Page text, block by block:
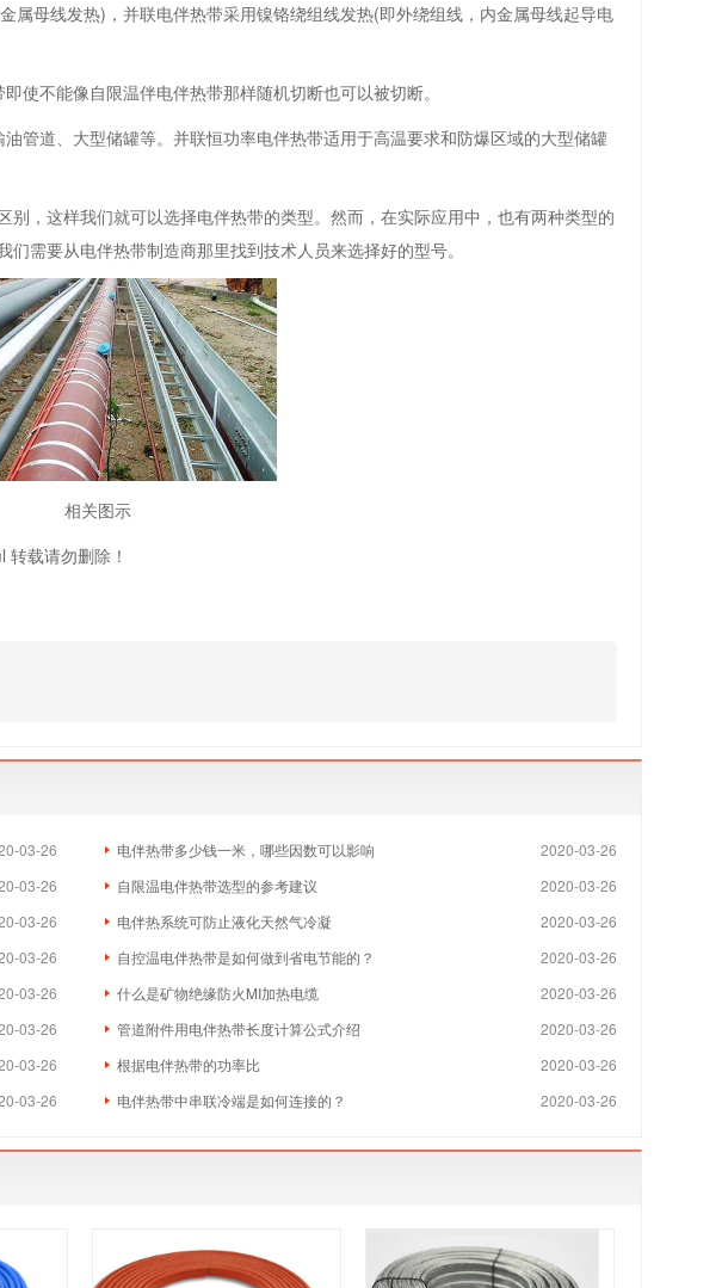
属母线发热)，并联电伴热带采用镍铬绕组线发热(即外绕组线，内金属母线起导电
使不能像自限温伴电伴热带那样随机切断也可以被切断。
管道、大型储罐等。并联恒功率电伴热带适用于高温要求和防爆区域的大型储罐
，这样我们就可以选择电伴热带的类型。然而，在实际应用中，也有两种类型的
需要从电伴热带制造商那里找到技术人员来选择好的型号。
相关图示
载请勿删除！
03-26 2020-03-26
电伴热带多少钱一米，哪些因数可以影响
03-26
2020-03-26
自限温电伴热带选型的参考建议
03-26
2020-03-26
电伴热系统可防止液化天然气冷凝
03-26
2020-03-26
自控温电伴热带是如何做到省电节能的？
03-26
2020-03-26
什么是矿物绝缘防火MI加热电缆
03-26
2020-03-26
管道附件用电伴热带长度计算公式介绍
03-26
2020-03-26
根据电伴热带的功率比
03-26
2020-03-26
电伴热带中串联冷端是如何连接的？